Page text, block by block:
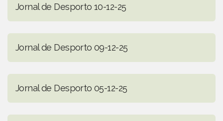
Jornal de Desporto 10-12-25
Jornal de Desporto 09-12-25
Jornal de Desporto 05-12-25